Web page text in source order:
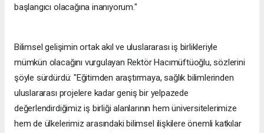
başlangıcı olacağına inanıyorum."
Bilimsel gelişimin ortak akıl ve uluslararası iş birlikleriyle
mümkün olacağını vurgulayan Rektör Hacımüftüoğlu, sözlerini
şöyle sürdürdü: "Eğitimden araştırmaya, sağlık bilimlerinden
uluslararası projelere kadar geniş bir yelpazede
değerlendirdiğimiz iş birliği alanlarının hem üniversitelerimize
hem de ülkelerimiz arasındaki bilimsel ilişkilere önemli katkılar